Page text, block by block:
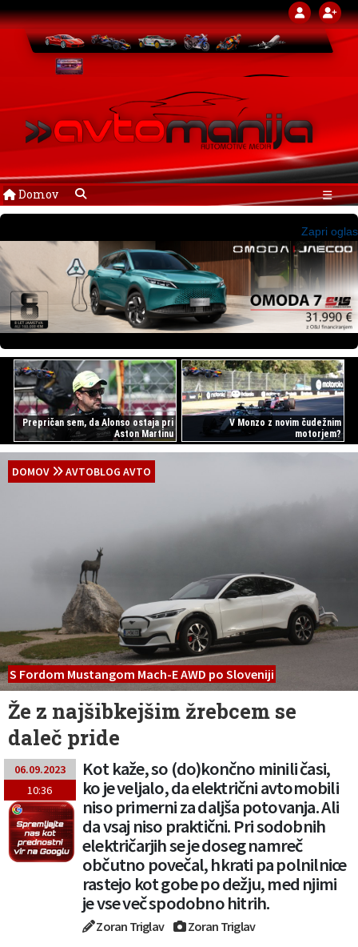
Domov ☰
Zapri oglas
Prepričan sem, da Alonso ostaja pri
Aston Martinu
V Monzo z novim čudežnim
motorjem?
DOMOV AVTOBLOG AVTO
S Fordom Mustangom Mach-E AWD po Sloveniji
Že z najšibkejšim žrebcem se
daleč pride
06.09.2023
10:36
Kot kaže, so (do)končno minili časi,
ko je veljalo, da električni avtomobili
niso primerni za daljša potovanja. Ali
da vsaj niso praktični. Pri sodobnih
električarjih se je doseg namreč
občutno povečal, hkrati pa polnilnice
rastejo kot gobe po dežju, med njimi
je vse več spodobno hitrih.
Zoran Triglav Zoran Triglav